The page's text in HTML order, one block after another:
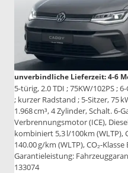
unverbindliche Lieferzeit: 4-6
5-türig, 2.0 TDI ; 75KW/102PS ;
; kurzer Radstand ; 5-Sitzer, 75
1.968 cm³, 4 Zylinder, Schalt. 6-
Verbrennungsmotor (ICE),
kombiniert 5,3 l/100km (WLTP),
140.00 g/km (WLTP), CO₂-
Garantieleistung:
133074